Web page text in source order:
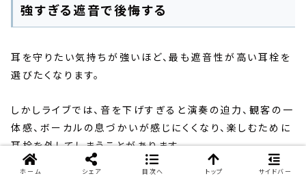
強すぎる遮音で後悔する
耳を守りたい気持ちが強いほど、最も遮音性が高い耳栓を
選びたくなります。
しかしライブでは、音を下げすぎると演奏の迫力、観客の一
体感、ボーカルの息づかいが感じにくくなり、楽しむために
耳栓を外してしまうことがあります。
ホーム シェア 目次へ トップ サイドバー